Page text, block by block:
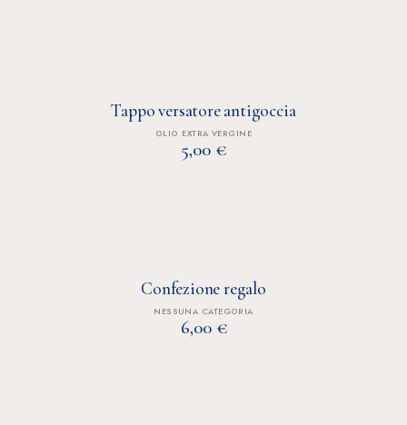
Tappo versatore antigoccia
OLIO EXTRA VERGINE
5,00 €
Confezione regalo
NESSUNA CATEGORIA
6,00 €